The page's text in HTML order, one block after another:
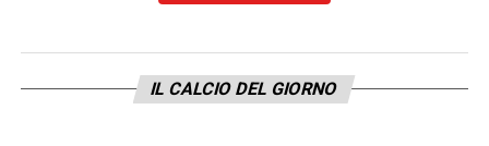
IL CALCIO DEL GIORNO